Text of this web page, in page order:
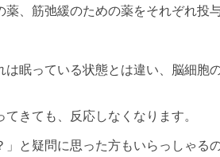
、筋弛緩のための薬をそれぞれ投
眠っている状態とは違い、脳細胞
きても、反応しなくなります。
と疑問に思った方もいらっしゃる